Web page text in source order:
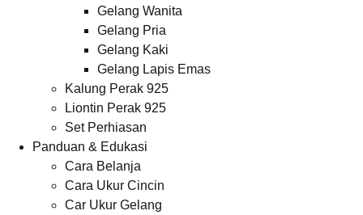
Gelang Wanita
Gelang Pria
Gelang Kaki
Gelang Lapis Emas
Kalung Perak 925
Liontin Perak 925
Set Perhiasan
Panduan & Edukasi
Cara Belanja
Cara Ukur Cincin
Car Ukur Gelang